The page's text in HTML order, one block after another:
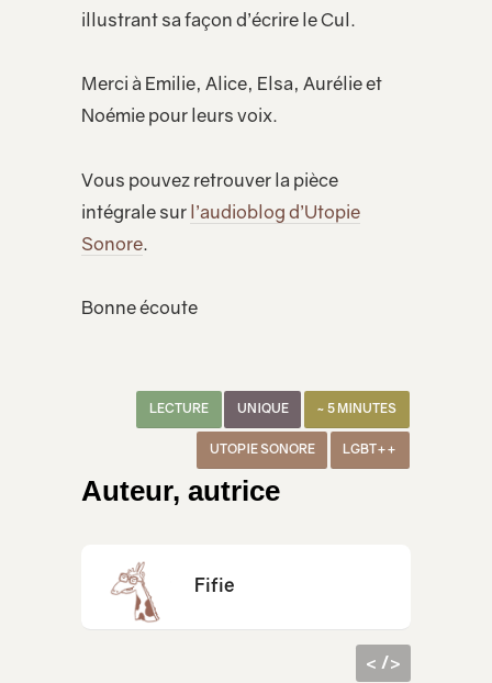
illustrant sa façon d’écrire le Cul.
Merci à Emilie, Alice, Elsa, Aurélie et
Noémie pour leurs voix.
Vous pouvez retrouver la pièce
intégrale sur l’audioblog d’Utopie
Sonore.
Bonne écoute
~ 5 MINUTES
UNIQUE
LECTURE
LGBT++
UTOPIE SONORE
Auteur, autrice
Fifie
< />